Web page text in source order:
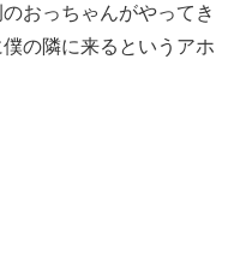
おっちゃんがやってき
の隣に来るというアホ